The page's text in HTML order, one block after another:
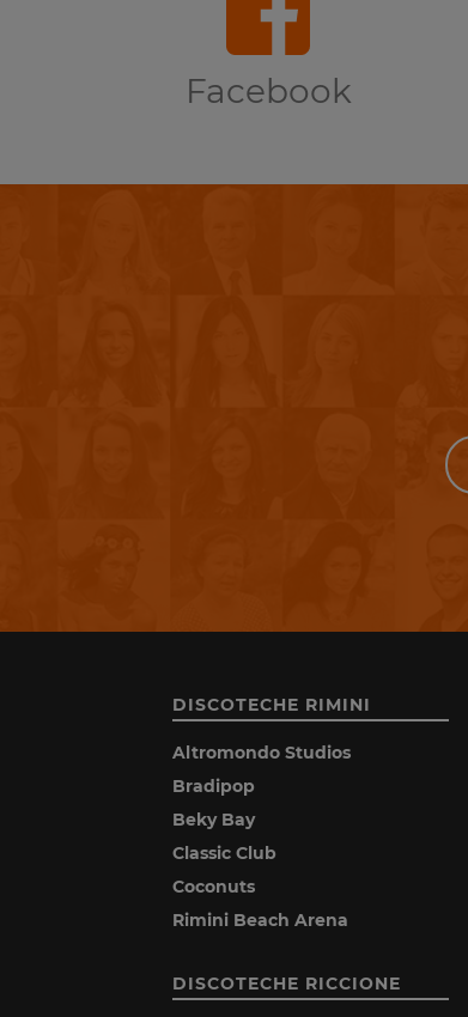
Facebook
DISCOTECHE RIMINI
Altromondo Studios
Bradipop
Beky Bay
Classic Club
Coconuts
Rimini Beach Arena
DISCOTECHE RICCIONE